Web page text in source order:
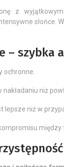
z
słońce.
– szybka
ochronne.
niż
lepsze niż w
między